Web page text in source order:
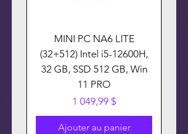
MINI PC NA6 LITE
(32+512) Intel i5-12600H,
32 GB, SSD 512 GB, Win
11 PRO
Prix
1 049,99 $
Ajouter au panier